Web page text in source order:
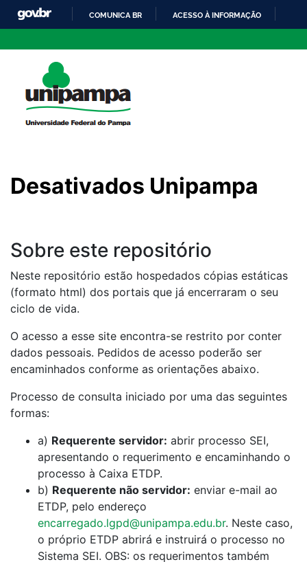
COMUNICA BR ACESSO À INFORMAÇÃO
Desativados Unipampa
Sobre este repositório
Neste repositório estão hospedados cópias estáticas
(formato html) dos portais que já encerraram o seu
ciclo de vida.
O acesso a esse site encontra-se restrito por conter
dados pessoais. Pedidos de acesso poderão ser
encaminhados conforme as orientações abaixo.
Processo de consulta iniciado por uma das seguintes
formas:
a) Requerente servidor: abrir processo SEI,
apresentando o requerimento e encaminhando o
processo à Caixa ETDP.
b) Requerente não servidor: enviar e-mail ao
ETDP, pelo endereço
encarregado.lgpd@unipampa.edu.br. Neste caso,
o próprio ETDP abrirá e instruirá o processo no
Sistema SEI. OBS: os requerimentos também